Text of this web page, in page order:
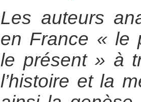
Les auteurs
en France « le
le présent » à
l’histoire et la